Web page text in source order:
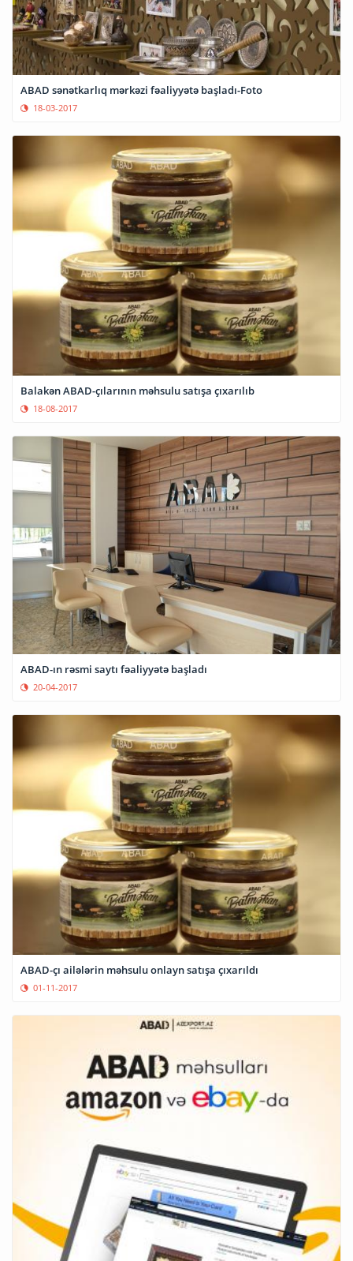
ABAD sənətkarlıq mərkəzi fəaliyyətə başladı-Foto
18-03-2017
Balakən ABAD-çılarının məhsulu satışa çıxarılıb
18-08-2017
ABAD-ın rəsmi saytı fəaliyyətə başladı
20-04-2017
ABAD-çı ailələrin məhsulu onlayn satışa çıxarıldı
01-11-2017